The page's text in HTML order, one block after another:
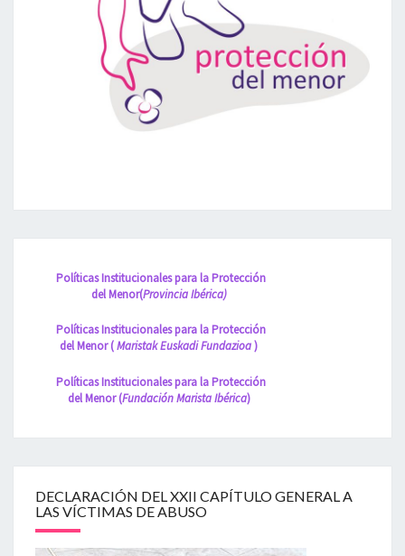
PolíticasInstitucionales para la Protección
del Menor(Provincia Ibérica)
Políticas Institucionales para la Protección
del Menor (Maristak Euskadi Fundazioa)
Políticas Institucionales para la Protección
del Menor (Fundación Marista Ibérica)
DECLARACIÓN DEL XXII CAPÍTULO GENERAL A
LAS VÍCTIMAS DE ABUSO